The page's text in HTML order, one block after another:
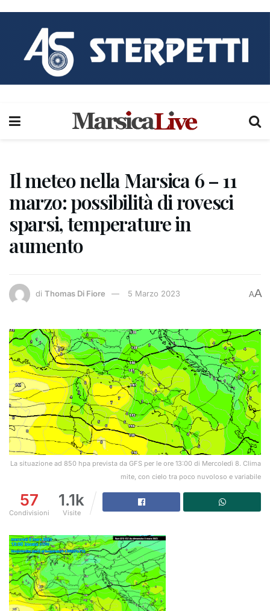
Il meteo nella Marsica 6 – 11
marzo: possibilità di rovesci
sparsi, temperature in
aumento
di Thomas Di Fiore 5 Marzo 2023 AA
La situazione ad 850 hpa prevista da GFS per le ore 13:00 di Mercoledì 8. Clima
mite, con cielo tra poco nuvoloso e variabile
57
Condivisioni
1.1k
Visite